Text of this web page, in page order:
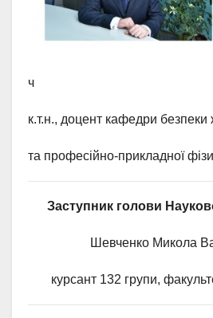
ч
к.т.н., доцент кафедри безпеки
та професійно-прикладної
Заступник голови
Шевченко Микола
курсант 132 групи,